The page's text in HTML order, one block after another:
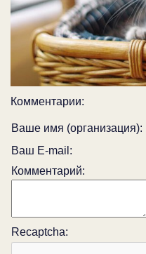
Комментарии:
Ваше имя (организация):
Ваш E-mail:
Комментарий:
Recaptcha: